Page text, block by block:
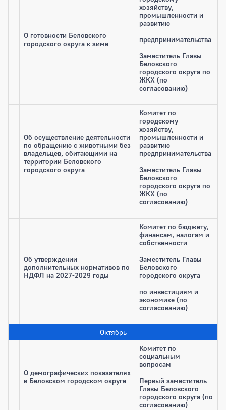
О готовности Беловского
городского округа к зиме
хозяйству,
промышленности и
развитию
предпринимательства
Заместитель Главы
Беловского
городского округа по
ЖКХ (по
согласованию)
Об осуществление деятельности
по обращению с животными без
владельцев, обитающими на
территории Беловского
городского округа
Комитет по
городскому
хозяйству,
промышленности и
развитию
предпринимательства
Заместитель Главы
Беловского
городского округа по
ЖКХ (по
согласованию)
Об утверждении
дополнительных нормативов по
НДФЛ на 2027-2029 годы
Комитет по бюджету,
финансам, налогам и
собственности
Заместитель Главы
Беловского
городского округа
по инвестициям и
экономике (по
согласованию)
Октябрь
О демографических показателях
в Беловском городском округе
Комитет по
социальным
вопросам
Первый заместитель
Главы Беловского
городского округа (по
согласованию)